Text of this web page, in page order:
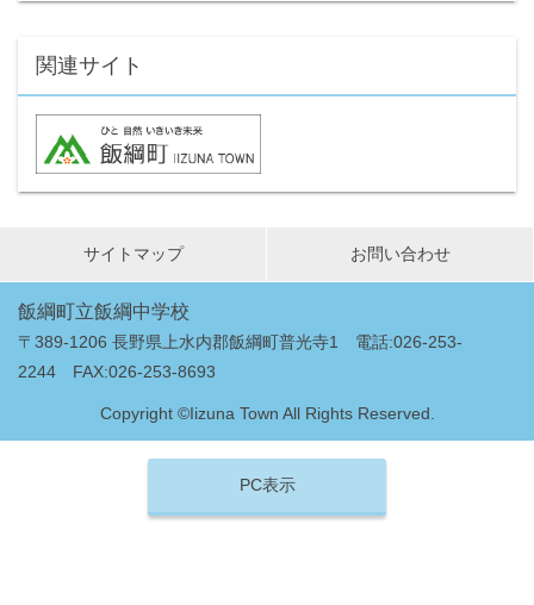
関連サイト
サイトマップ お問い合わせ
飯綱町立飯綱中学校
〒389-1206 長野県上水内郡飯綱町普光寺1 電話:026-253-
2244 FAX:026-253-8693
Copyright ©Iizuna Town All Rights Reserved.
PC表示